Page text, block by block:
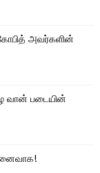
அவர்களின்
வான் படையின்